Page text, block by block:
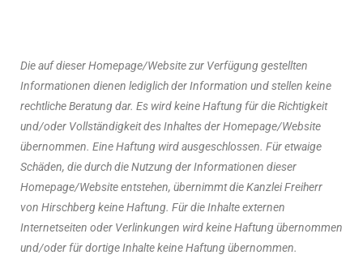
Die auf dieser Homepage/Website zur Verfügung gestellten
Informationen dienen lediglich der Information und stellen keine
rechtliche Beratung dar. Es wird keine Haftung für die Richtigkeit
und/oder Vollständigkeit des Inhaltes der Homepage/Website
übernommen. Eine Haftung wird ausgeschlossen. Für etwaige
Schäden, die durch die Nutzung der Informationen dieser
Homepage/Website entstehen, übernimmt die Kanzlei Freiherr
von Hirschberg keine Haftung. Für die Inhalte externen
Internetseiten oder Verlinkungen wird keine Haftung übernommen
und/oder für dortige Inhalte keine Haftung übernommen.